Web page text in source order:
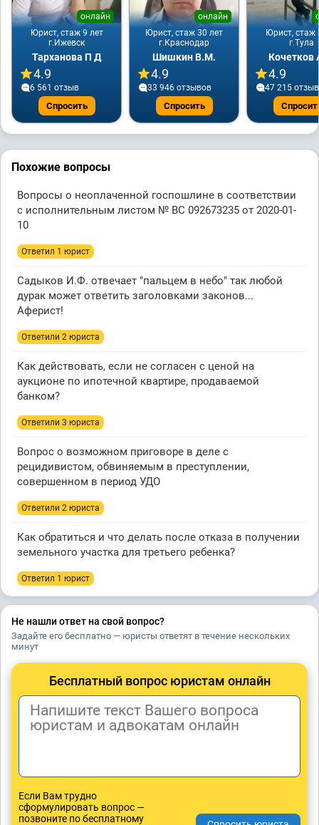
Юрист, стаж 9 лет
онлайн
г.Ижевск
Тарханова П Д
4.9
6 561 отзыв
Спросить
Юрист, стаж 30 лет
онлайн
г.Краснодар
Шишкин В.М.
4.9
33 946 отзывов
Спросить
Юрист, стаж
г.Тула
Кочетков
4.9
47 215
Похожие вопросы
Вопросы о неоплаченной госпошлине в соответствии
с исполнительным листом № ВС 092673235 от 2020-01-
10
Ответил 1 юрист
Садыков И.Ф. отвечает "пальцем в небо" так любой
дурак может ответить заголовками законов...
Аферист!
Ответили 2 юристa
Как действовать, если не согласен с ценой на
аукционе по ипотечной квартире, продаваемой
банком?
Ответили 3 юристa
Вопрос о возможном приговоре в деле с
рецидивистом, обвиняемым в преступлении,
совершенном в период УДО
Ответили 2 юристa
Как обратиться и что делать после отказа в получении
земельного участка для третьего ребенка?
Ответил 1 юрист
Не нашли ответ на свой вопрос?
Задайте его бесплатно — юристы ответят в течение нескольких
минут
Бесплатный вопрос юристам онлайн
Если Вам трудно
сформулировать вопрос —
позвоните по бесплатному